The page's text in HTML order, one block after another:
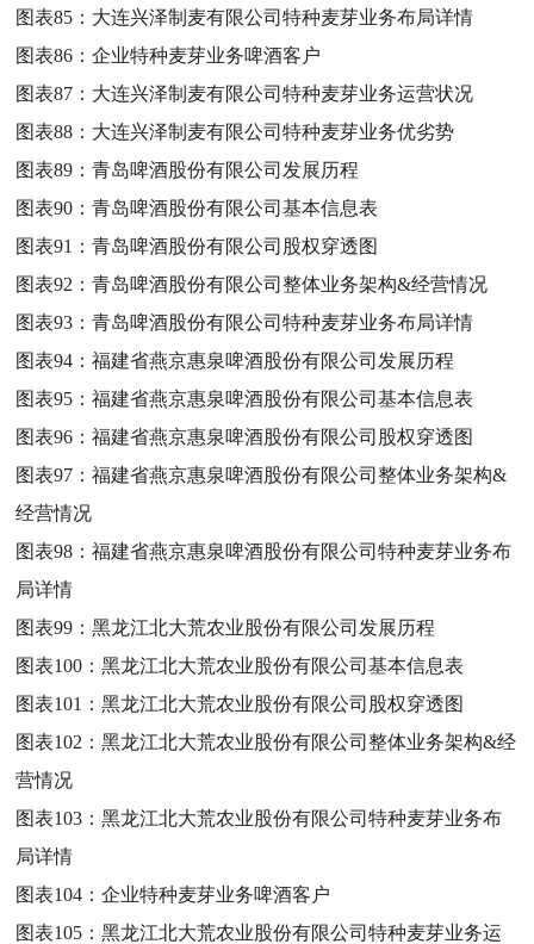
图表85： 大连兴泽制麦有限公司特种麦芽业务布局详情
图表86：企业特种麦芽业务啤酒客户
图表87： 大连兴泽制麦有限公司特种麦芽业务运营状况
图表88： 大连兴泽制麦有限公司特种麦芽业务优劣势
图表89：青岛啤酒股份有限公司发展历程
图表90：青岛啤酒股份有限公司基本信息表
图表91：青岛啤酒股份有限公司股权穿透图
图表92：青岛啤酒股份有限公司整体业务架构&经营情况
图表93：青岛啤酒股份有限公司特种麦芽业务布局详情
图表94：福建省燕京惠泉啤酒股份有限公司发展历程
图表95：福建省燕京惠泉啤酒股份有限公司基本信息表
图表96：福建省燕京惠泉啤酒股份有限公司股权穿透图
图表97：福建省燕京惠泉啤酒股份有限公司整体业务架构&
经营情况
图表98：福建省燕京惠泉啤酒股份有限公司特种麦芽业务布
局详情
图表99：黑龙江北大荒农业股份有限公司发展历程
图表100：黑龙江北大荒农业股份有限公司基本信息表
图表101：黑龙江北大荒农业股份有限公司股权穿透图
图表102：黑龙江北大荒农业股份有限公司整体业务架构&经
营情况
图表103：黑龙江北大荒农业股份有限公司特种麦芽业务布
局详情
图表104：企业特种麦芽业务啤酒客户
图表105：黑龙江北大荒农业股份有限公司特种麦芽业务运